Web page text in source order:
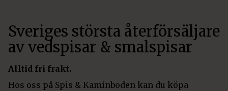
Sveriges största återförsäljare
av vedspisar & smalspisar
Alltid fri frakt.
Hos oss på Spis & Kaminboden kan du köpa